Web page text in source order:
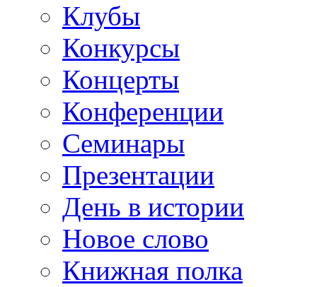
Клубы
Конкурсы
Концерты
Конференции
Семинары
Презентации
День в истории
Новое слово
Книжная полка